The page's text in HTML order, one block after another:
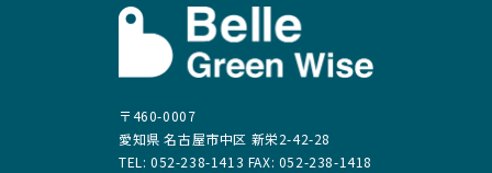
〒460-0007
愛知県 名古屋市中区 新栄2-42-28
TEL: 052-238-1413 FAX: 052-238-1418